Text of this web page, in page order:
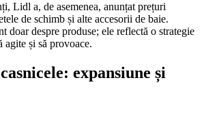
Lidl a, de asemenea, anunțat prețuri
de schimb și alte accesorii de baie.
doar despre produse; ele reflectă o strategie
agite și să provoace.
expansiune și